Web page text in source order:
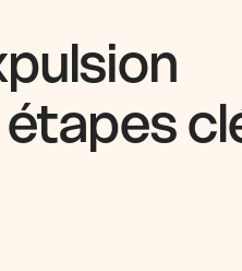
étapes